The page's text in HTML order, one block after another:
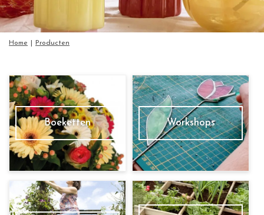
Home Producten
Boeketten Workshops